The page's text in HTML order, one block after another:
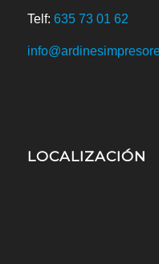
Telf: 635 73 01 62
LOCALIZACIÓN